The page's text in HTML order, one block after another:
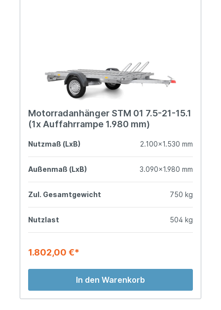
Motorradanhänger STM 01 7.5-21-15.1
(1x Auffahrrampe 1.980 mm)
Nutzmaß (LxB) 2.100x1.530 mm
Außenmaß (LxB) 3.090x1.980 mm
Zul. Gesamtgewicht 750 kg
Nutzlast 504 kg
1.802,00 €*
In den Warenkorb